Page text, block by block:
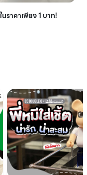
ราคาเพียง 1 บาท!